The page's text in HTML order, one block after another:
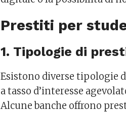
Prestiti per
1. Tipologie di
Esistono diverse tipologie
a tasso d’interesse
Alcune banche offrono